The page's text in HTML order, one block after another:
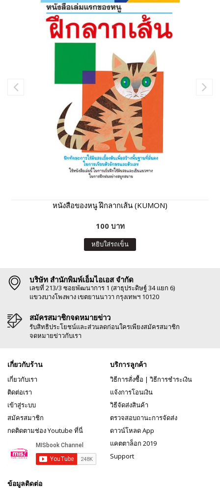
หนังสือของหนู ฝึกลากเส้น (KUMON)
100 บาท
หยิบใส่รถเข็น
บริษัท สำนักพิมพ์เอ็มไอเอส จำกัด
เลขที่ 213/3 ซอยพัฒนาการ 1 (สาธุประดิษฐ์ 34 แยก 6)
แขวงบางโพงพาง เขตยานนาวา กรุงเทพฯ 10120
สมัครสมาชิกจดหมายข่าว
รับสิทธิประโยชน์และส่วนลดก่อนใครเพียงสมัครสมาชิก
จดหมายข่าวกับเรา
เกี่ยวกับร้าน
เกี่ยวกับเรา
ติดต่อเรา
เข้าสู่ระบบ
สมัครสมาชิก
กดติดตามช่อง Youtube ที่นี่
บริการลูกค้า
วิธีการสั่งซื้อ | วิธีการชำระเงิน
แจ้งการโอนเงิน
วิธีจัดส่งสินค้า
ตรวจสอบถานะการจัดส่ง
ดาวน์โหลด App
แคตตาล็อก 2019
Support
ข้อมูลติดต่อ